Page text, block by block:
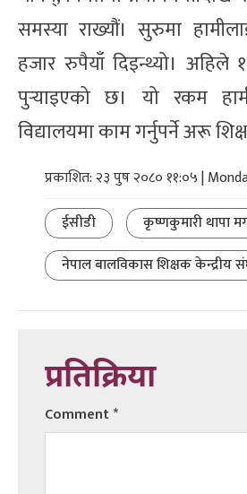
समस्या राख्यौं। सुरुमा
हजार रुपैयाँ दिइन्थ्यो। अहिले
पुर्‍याइएको छ। यो रकम
विद्यालयमा काम गर्नुपर्ने अरू
प्रकाशित: २३ पुष २०८० ११:०५ |
ईसीडी
कृष्णकुमारी थापा
नेपाल बालविकास शिक्षक केन्द्रीय
प्रतिक्रिया
Comment*